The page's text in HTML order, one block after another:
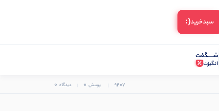
سبد‌خرید(:
شـــــگفت
انگیزت
9207 پرسش 0 دیدگاه 0